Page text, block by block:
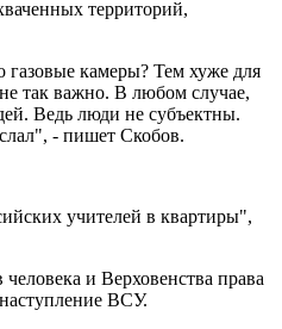
территорий,
газовые камеры? Тем хуже для
так важно. В любом случае,
Ведь люди не субъектны.
- пишет Скобов.
учителей в квартиры",
и Верховенства права
ВСУ.